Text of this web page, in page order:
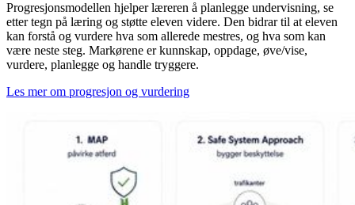
Progresjonsmodellen hjelper læreren å planlegge undervisning, se
etter tegn på læring og støtte eleven videre. Den bidrar til at eleven
kan forstå og vurdere hva som allerede mestres, og hva som kan
være neste steg. Markørene er kunnskap, oppdage, øve/vise,
vurdere, planlegge og handle tryggere.
Les mer om progresjon og vurdering